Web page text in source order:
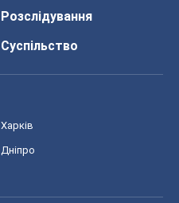
Розслідування
Суспільство
Харків
Дніпро